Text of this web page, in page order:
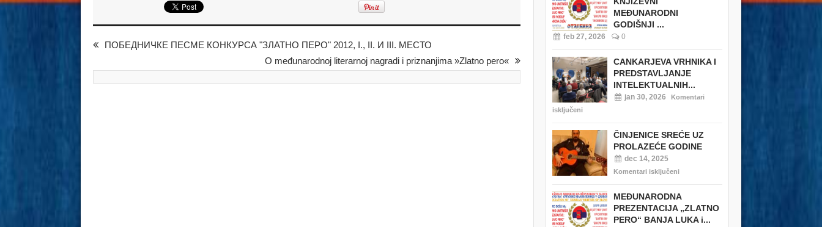
ПОБЕДНИЧКЕ ПЕСМЕ КОНКУРСА "ЗЛАТНО ПЕРО" 2012, I., II. И III. МЕСТО
O međunarodnoj literarnoj nagradi i priznanjima »Zlatno pero«
MEĐUNARODNI
GODIŠNJI ...
feb 27, 2026 0
CANKARJEVA VRHNIKA I
PREDSTAVLJANJE
INTELEKTUALNIH...
jan 30, 2026
Komentari
isključeni
ČINJENICE SREĆE UZ
PROLAZEĆE GODINE
dec 14, 2025
Komentari isključeni
MEĐUNARODNA
PREZENTACIJA „ZLATNO
PERO“ BANJA LUKA i...